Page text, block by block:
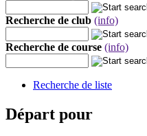
Recherche de club (info)
Recherche de course (info)
Recherche de liste
Départ pour